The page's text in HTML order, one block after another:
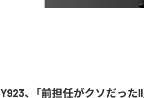
Y923、「前担任がクソだった